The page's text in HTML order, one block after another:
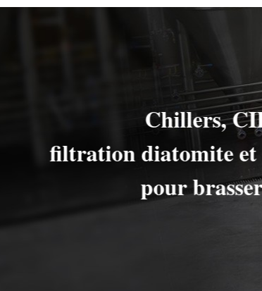
de brassage
!!!